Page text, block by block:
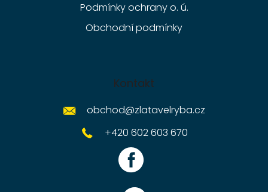
Podmínky ochrany o. ú.
Obchodní podmínky
Kontakt
obchod@zlatavelryba.cz
+420 602 603 670